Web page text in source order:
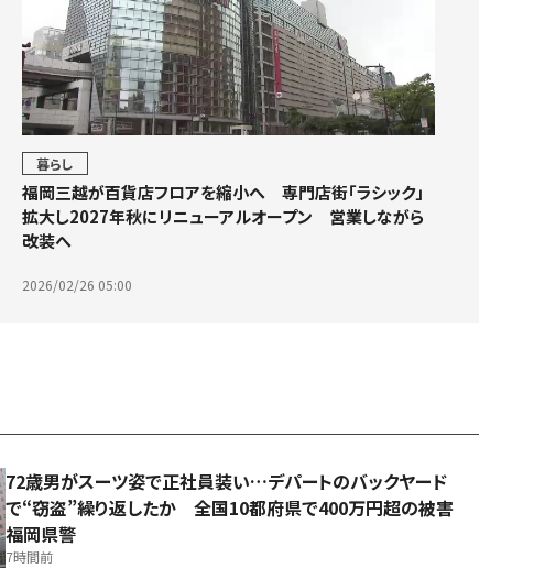
暮らし
福岡三越が百貨店フロアを縮小へ 専門店街「ラシック」
拡大し2027年秋にリニューアルオープン 営業しながら
改装へ
2026/02/26 05:00
72歳男がスーツ姿で正社員装い…デパートのバックヤード
で“窃盗”繰り返したか 全国10都府県で400万円超の被害
福岡県警
7時間前